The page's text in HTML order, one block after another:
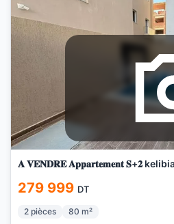
𝐀 𝐕𝐄𝐍𝐃𝐑𝐄 𝐀𝐩𝐩𝐚𝐫𝐭𝐞𝐦𝐞𝐧𝐭 𝐒+𝟐
279 999 DT
2 pièces 80 m²